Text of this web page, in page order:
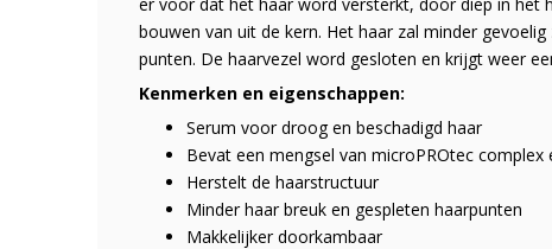
bouwen van uit de kern. Het haar zal minder
punten. De haarvezel word gesloten en krijgt weer
Kenmerken en eigenschappen:
Serum voor droog en beschadigd haar
Bevat een mengsel van microPROtec complex
Herstelt de haarstructuur
Minder haar breuk en gespleten haarpunten
Makkelijker doorkambaar